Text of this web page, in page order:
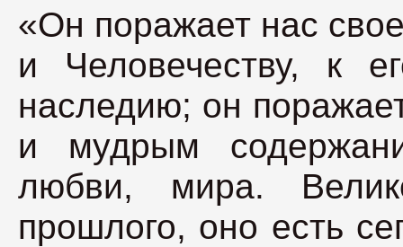
«Он поражает нас
и Человечеству, к
наследию; он
и мудрым
любви, мира.
прошлого, оно есть